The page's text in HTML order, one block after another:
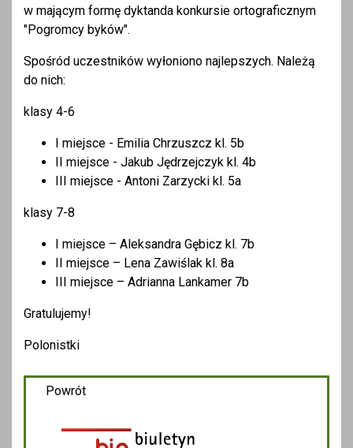
w mającym formę dyktanda konkursie ortograficznym
"Pogromcy byków".
Spośród uczestników wyłoniono najlepszych. Należą
do nich:
klasy 4-6
I miejsce - Emilia Chrzuszcz kl. 5b
II miejsce - Jakub Jędrzejczyk kl. 4b
III miejsce - Antoni Zarzycki kl. 5a
klasy 7-8
I miejsce – Aleksandra Gębicz kl. 7b
II miejsce – Lena Zawiślak kl. 8a
III miejsce – Adrianna Lankamer 7b
Gratulujemy!
Polonistki
Powrót